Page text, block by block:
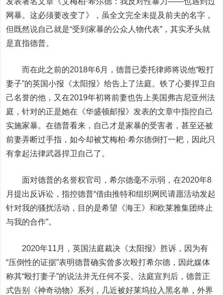
网暴。这必须要改变了》，虽全文完全未提及前夫的名字，
但既然说自己就是“受到家暴的公众人物代表”，其实矛头就
是直指德普。
而在此之前的2018年6月，德普已委托律师将说他“殴打
妻子”的英国小报《太阳报》给告上了法庭。铁了心要捍卫自
己名誉的他，又在2019年初将前妻也告上美国弗吉尼亚州法
庭，针对的正是她在《华盛顿邮报》发表的文章中指控自己
实施家暴。在德普看来，自己才是家暴的受害者，甚至还被
前妻弄断过手指，如今却被艾梅柏·希尔德倒打一耙，因此只
有拿起法律武器捍卫自己了。
面对德普的名誉权官司，希尔德毫不示弱，在2020年8
月提出反诉讼，指控德普“借由推特和组织网民请愿活动发起
针对我的骚扰活动，目的是希望《海王》和欧莱雅集团终止
与我的合作”。
2020年11月，英国法庭裁决《太阳报》胜诉，因为有
“压倒性的证据”表明德普确实曾多次殴打希尔德，因此媒体
称其“殴打妻子”的说法并无任何不妥。法庭宣判后，德普正
式告别《神奇动物》系列，几近被好莱坞拉入黑名单，外界